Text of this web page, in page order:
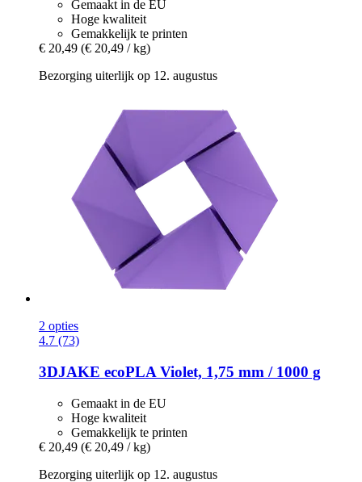
Gemaakt in de EU
Hoge kwaliteit
Gemakkelijk te printen
€ 20,49 (€ 20,49 / kg)
Bezorging uiterlijk op 12. augustus
2 opties
4.7 (73)
3DJAKE ecoPLA Violet, 1,75 mm / 1000 g
Gemaakt in de EU
Hoge kwaliteit
Gemakkelijk te printen
€ 20,49 (€ 20,49 / kg)
Bezorging uiterlijk op 12. augustus